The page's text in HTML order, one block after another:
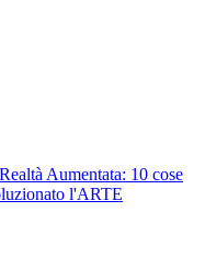
Aumentata: 10 cose
l'ARTE